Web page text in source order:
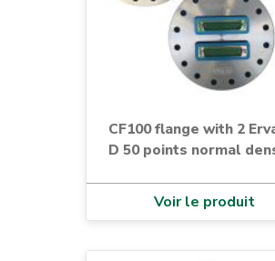
CF100 flange with 2
D 50 points normal
Voir le produit